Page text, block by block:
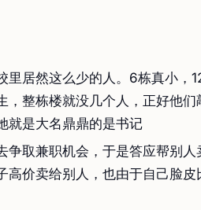
里居然这么少的人。6栋真小，
，整栋楼就没几个人，正好他
就是大名鼎鼎的是书记
争取兼职机会，于是答应帮别人
高价卖给别人，也由于自己脸